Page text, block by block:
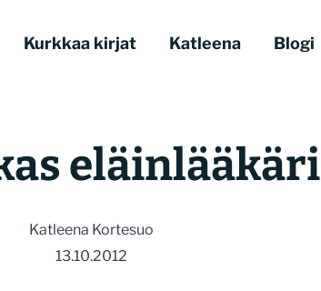
Kurkkaa kirjat Katleena Blogi
eläinlääkäri
Katleena Kortesuo
13.10.2012